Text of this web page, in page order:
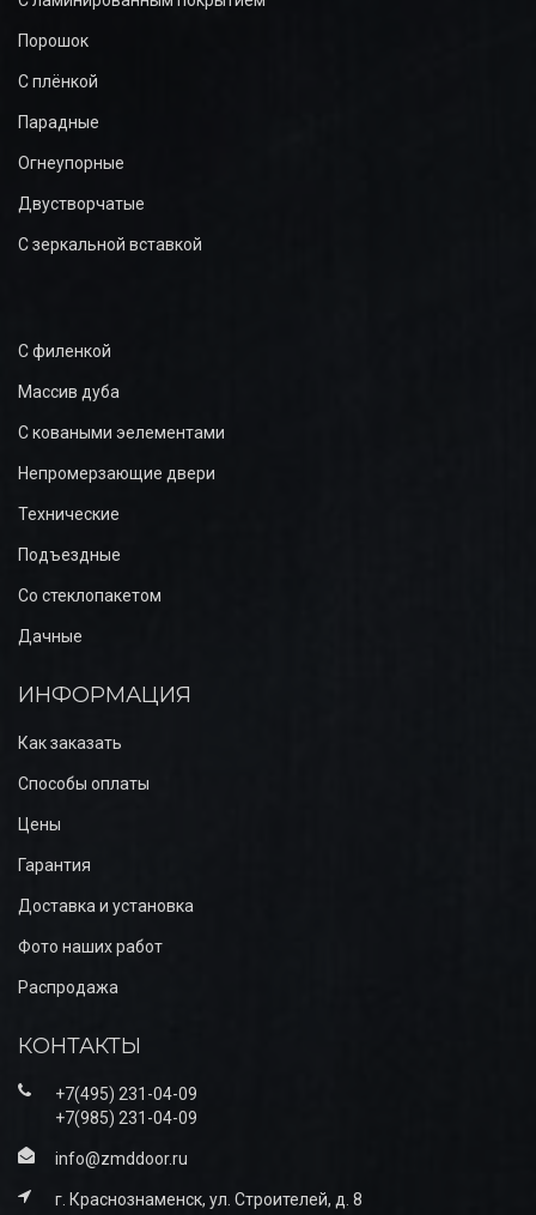
Порошок
С плёнкой
Парадные
Огнеупорные
Двустворчатые
С зеркальной вставкой
С филенкой
Массив дуба
С коваными эелементами
Непромерзающие двери
Технические
Подъездные
Со стеклопакетом
Дачные
ИНФОРМАЦИЯ
Как заказать
Способы оплаты
Цены
Гарантия
Доставка и установка
Фото наших работ
Распродажа
КОНТАКТЫ
+7(495) 231-04-09
+7(985) 231-04-09
info@zmddoor.ru
г. Краснознаменск, ул. Строителей, д. 8